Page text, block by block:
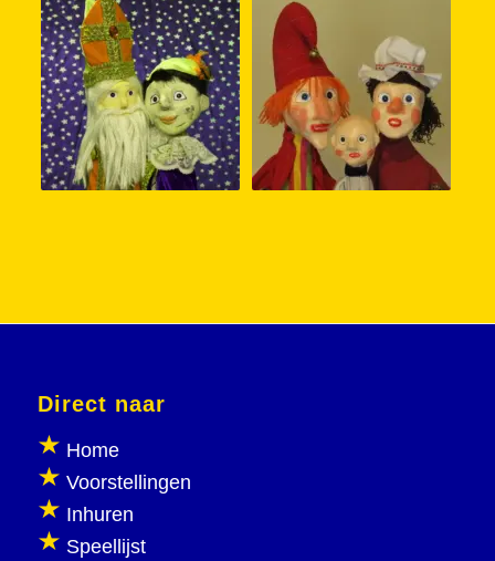
Direct naar
Home
Voorstellingen
Inhuren
Speellijst